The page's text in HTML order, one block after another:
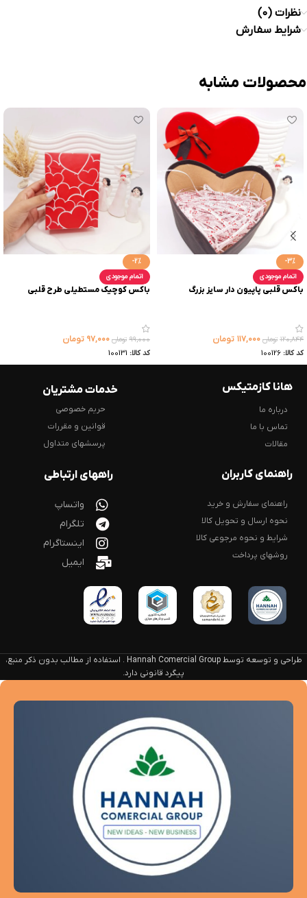
نظرات (0)
شرایط سفارش
محصولات مشابه
-3%
اتمام موجودی
باکس قلبی پاپیون دار سایز بزرگ
۱۲۰,۸۴۴ تومان ۱۱۷,۰۰۰ تومان
کد کالا: 100126
-2%
اتمام موجودی
باکس کوچیک مستطیلی طرح قلبی
۹۹,۰۰۰ تومان ۹۷,۰۰۰ تومان
کد کالا: 100131
هانا کازمتیکس
درباره ما
تماس با ما
مقالات
خدمات مشتریان
حریم خصوصی
قوانین و مقررات
پرسشهای متداول
راهنمای کاربران
راهنمای سفارش و خرید
نحوه ارسال و تحویل کالا
شرایط و نحوه مرجوعی کالا
روشهای پرداخت
راههای ارتباطی
واتساپ
تلگرام
اینستاگرام
ایمیل
طراحی و توسعه توسط Hannah Comercial Group . استفاده از مطالب بدون ذکر منبع،
پیگرد قانونی دارد.